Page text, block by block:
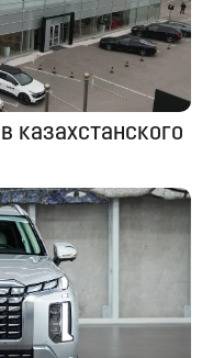
казахстанского